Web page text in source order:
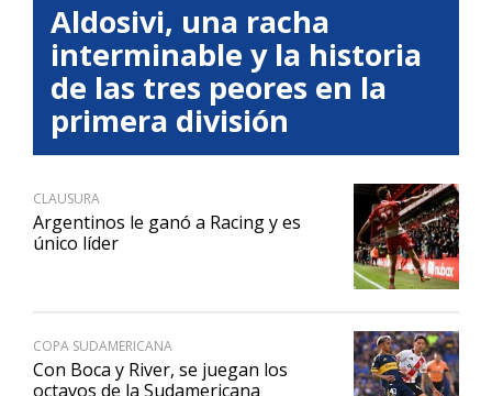
Aldosivi, una racha
interminable y la historia
de las tres peores en la
primera división
CLAUSURA
Argentinos le ganó a Racing y es
único líder
COPA SUDAMERICANA
Con Boca y River, se juegan los
octavos de la Sudamericana